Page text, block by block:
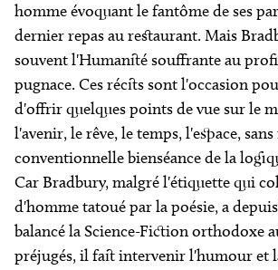
homme évoquant le fantôme de ses
dernier repas au restaurant. Mais
souvent l'Humanité souffrante au
pugnace. Ces récits sont l'occasion
d'offrir quelques points de vue sur le
l'avenir, le rêve, le temps, l'espace,
conventionnelle bienséance de la
Car Bradbury, malgré l'étiquette qui
d'homme tatoué par la poésie, a
balancé la Science-Fiction orthodoxe
préjugés, il fait intervenir l'humour et